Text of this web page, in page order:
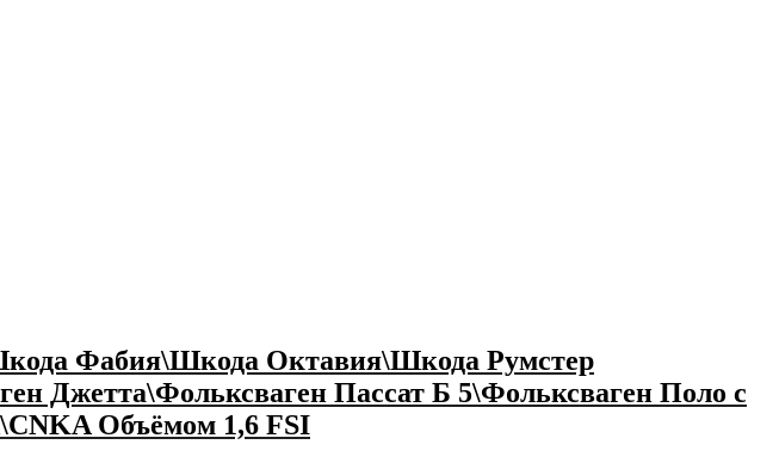
Фабия\Шкода Октавия\Шкода Румстер
Джетта\Фольксваген Пассат Б 5\Фольксваген Поло с
Объёмом 1,6 FSI